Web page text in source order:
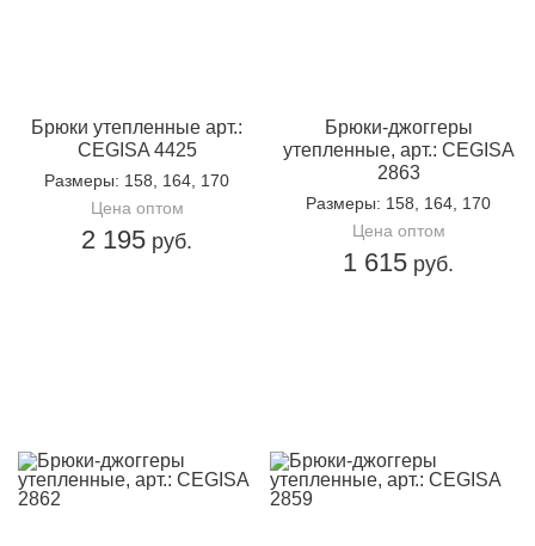
Брюки утепленные арт.:
CEGISA 4425
Размеры: 158, 164, 170
Цена оптом
2 195 руб.
Брюки-джоггеры
утепленные, арт.: CEGISA
2863
Размеры: 158, 164, 170
Цена оптом
1 615 руб.